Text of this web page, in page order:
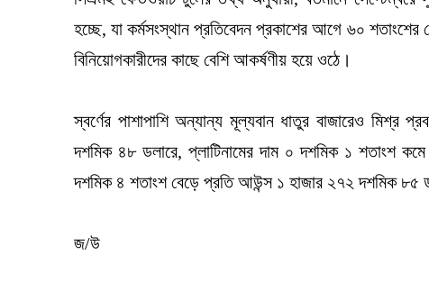
হচ্ছে, যা কর্মসংস্থান প্রতিবেদন প্রকাশের আগে ৬০ শতাংশের
বিনিয়োগকারীদের কাছে বেশি আকর্ষণীয় হয়ে ওঠে।
স্বর্ণের পাশাপাশি অন্যান্য মূল্যবান ধাতুর বাজারেও মিশ্র
দশমিক ৪৮ ডলারে, প্লাটিনামের দাম ০ দশমিক ১ শতাংশ
দশমিক ৪ শতাংশ বেড়ে প্রতি আউন্স ১ হাজার ২৭২ দশমিক ৮৫
জ/উ